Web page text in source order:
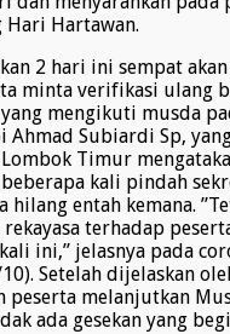
Hartawan.
2 hari ini sempat
minta verifikasi ulang
mengikuti musda
Ahmad Subiardi Sp,
Timur
kali pindah
hilang entah kemana.
terhadap
ini,” jelasnya pada
Setelah dijelaskan
peserta melanjutkan
ada gesekan yang